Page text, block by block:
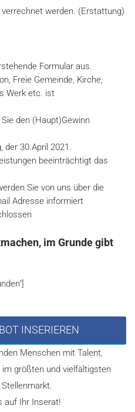
werden. (Erstattung)
Formular aus.
Freie Gemeinde, Kirche,
Werk etc. ist
den (Haupt)Gewinn
der 30.April 2021.
beeinträchtigt das
Sie von uns über die
Adresse informiert
im Grunde gibt
INSERIEREN
Menschen mit Talent,
größten und vielfältigsten
auf Ihr Inserat!